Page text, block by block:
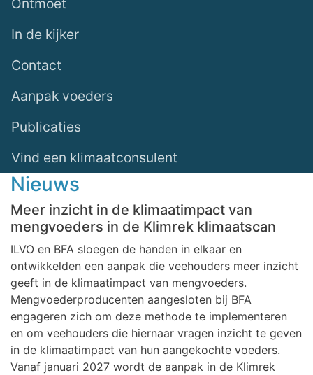
In de kijker
Contact
Aanpak voeders
Publicaties
Vind een klimaatconsulent
Nieuws
Meer inzicht in de klimaatimpact van
mengvoeders in de Klimrek klimaatscan
ILVO en BFA sloegen de handen in elkaar en
ontwikkelden een aanpak die veehouders meer inzicht
geeft in de klimaatimpact van mengvoeders.
Mengvoederproducenten aangesloten bij BFA
engageren zich om deze methode te implementeren
en om veehouders die hiernaar vragen inzicht te geven
in de klimaatimpact van hun aangekochte voeders.
Vanaf januari 2027 wordt de aanpak in de Klimrek